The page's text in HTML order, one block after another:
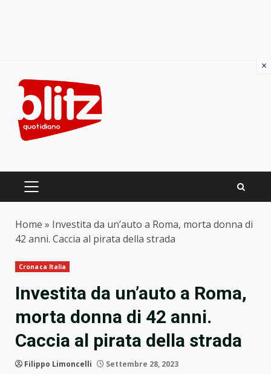
content
PRIMARY
Home » Investita da un’auto a Roma, morta donna di
42 anni. Caccia al pirata della strada
Cronaca Italia
Investita da un’auto a Roma,
morta donna di 42 anni.
Caccia al pirata della strada
Filippo Limoncelli Settembre 28, 2023
×